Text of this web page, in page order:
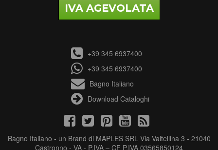
IVA AGEVOLATA
+39 345 6937400
+39 345 6937400
Bagno Italiano
Download Cataloghi
Bagno Italiano - un Brand di MAPLES SRL Via Valtellina 3 - 21040
Castronno - VA - P.IVA – CF P.IVA 03565850124